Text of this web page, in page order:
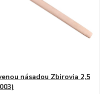
násadou Zbirovia 2,5